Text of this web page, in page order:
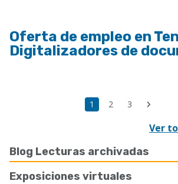
Blog Lecturas archivadas
Exposiciones virtuales
Oferta de empleo en
Digitalizadores de
Página
1 Page
2 Page
3
Ver